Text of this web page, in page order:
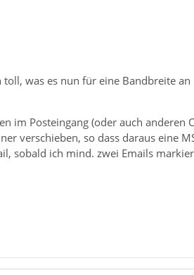
was es nun für eine Bandbreite an
im Posteingang (oder auch anderen
verschieben, so dass daraus eine
sobald ich mind. zwei Emails